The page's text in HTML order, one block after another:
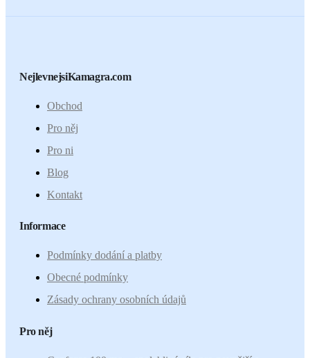
NejlevnejsiKamagra.com
Obchod
Pro něj
Pro ni
Blog
Kontakt
Informace
Podmínky dodání a platby
Obecné podmínky
Zásady ochrany osobních údajů
Pro něj